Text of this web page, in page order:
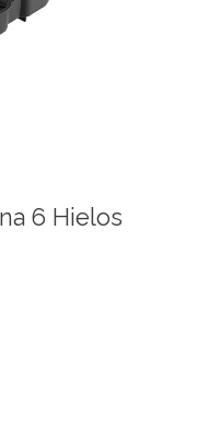
6 Hielos